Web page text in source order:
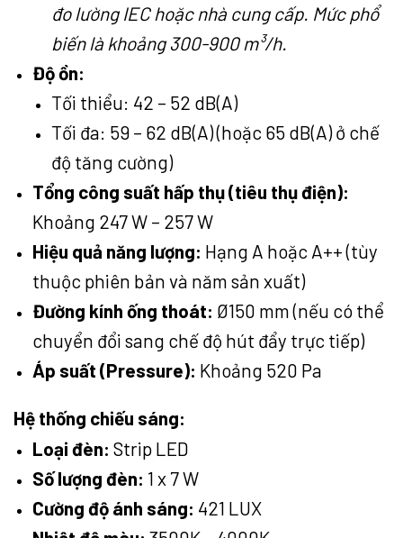
đo lường IEC hoặc nhà cung cấp. Mức phổ
biến là khoảng 300-900 m³/h.
Độ ồn:
Tối thiểu: 42 – 52 dB(A)
Tối đa: 59 – 62 dB(A) (hoặc 65 dB(A) ở chế
độ tăng cường)
Tổng công suất hấp thụ (tiêu thụ điện):
Khoảng 247 W – 257 W
Hiệu quả năng lượng: Hạng A hoặc A++ (tùy
thuộc phiên bản và năm sản xuất)
Đường kính ống thoát: Ø150 mm (nếu có thể
chuyển đổi sang chế độ hút đẩy trực tiếp)
Áp suất (Pressure): Khoảng 520 Pa
Hệ thống chiếu sáng:
Loại đèn: Strip LED
Số lượng đèn: 1 x 7 W
Cường độ ánh sáng: 421 LUX